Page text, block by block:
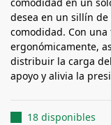
desea en un sillín
comodidad. Con
ergonómicamente,
distribuir la carga
apoyo y alivia la
18 disponibles